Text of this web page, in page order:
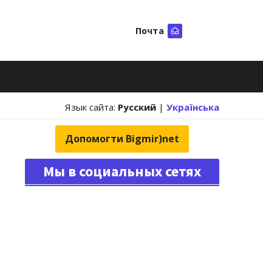
Почта
Язык сайта: Русский | Українська
Допомогти Bigmir)net
Мы в социальных сетях